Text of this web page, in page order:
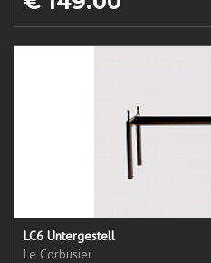
LC6 Untergestell
Le Corbusier